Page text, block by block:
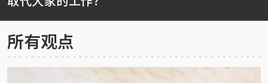
所有观点